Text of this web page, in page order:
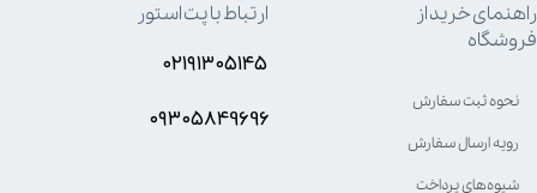
راهنمای خرید از
فروشگاه
نحوه ثبت سفارش
رویه ارسال سفارش
شیوه‌های پرداخت
ارتباط با پت استور
۰۲۱۹۱۳۰۵۱۴۵
۰۹۳۰۵8۴9696